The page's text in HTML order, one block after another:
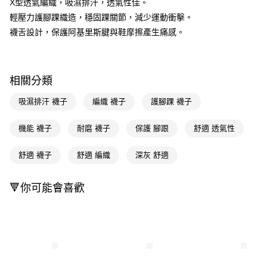
１．簡單：不需註冊會員、不需綁卡、不需儲值。
２．便利：只要手機號碼，簡訊認證，即可結帳。
２．訂單成立數日內，您將收到繳費通知簡訊。
ATM／網路銀行／等多元方式進行付款，方視為交易完成。
後付繳納相關費用。
是否繳費成功／繳費後需取消欲退款等相關疑問，請聯繫「AFTEE先享後付
【注意事項】
宅配(廠商直送🚚)
每筆NT$100，滿NT$590(含以上)免運費
X型透氣編織，吸濕排汗，透氣性佳。
輕壓力護腳踝織造，穩固踝關節，減少運動衝擊。
襪舌設計，保護阿基里斯腱與鞋摩擦產生痛感。
相關分類
吸濕排汗 襪子 編織 襪子 護腳踝 襪子
機能 襪子 耐磨 襪子 保護 腳跟 舒適 透氣性
舒適 襪子 舒適 編織 深灰 舒適
🔻你可能會喜歡